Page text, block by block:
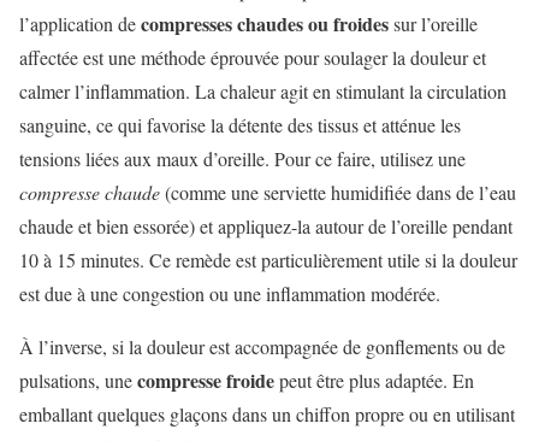
l’application decompresses chaudes ou froidessur l’oreille
affectée est une méthode éprouvée pour soulager la douleur et
calmer l’inflammation. La chaleur agit en stimulant la circulation
sanguine, ce qui favorise la détente des tissus et atténue les
tensions liées aux maux d’oreille. Pour ce faire, utilisez une
compresse chaude(comme une serviette humidifiée dans de l’eau
chaude et bien essorée) et appliquez-la autour de l’oreille pendant
10 à 15 minutes. Ce remède est particulièrement utile si la douleur
est due à une congestion ou une inflammation modérée.
À l’inverse, si la douleur est accompagnée de gonflements ou de
pulsations, unecompresse froidepeut être plus adaptée. En
emballant quelques glaçons dans un chiffon propre ou en utilisant